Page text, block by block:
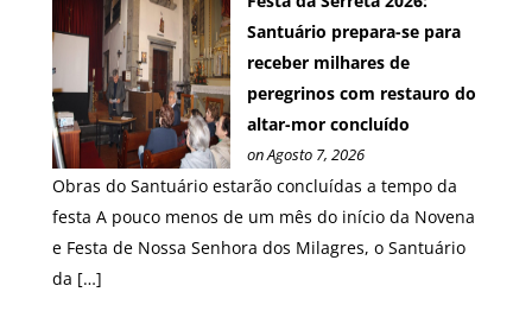
Santuário prepara-se para
receber milhares de
peregrinos com restauro do
altar-mor concluído
on Agosto 7, 2026
Obras do Santuário estarão concluídas a tempo da
festa A pouco menos de um mês do início da Novena
e Festa de Nossa Senhora dos Milagres, o Santuário
da […]